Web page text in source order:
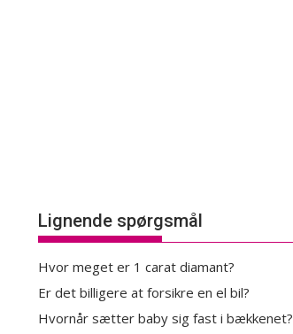
Lignende spørgsmål
Hvor meget er 1 carat diamant?
Er det billigere at forsikre en el bil?
Hvornår sætter baby sig fast i bækkenet?